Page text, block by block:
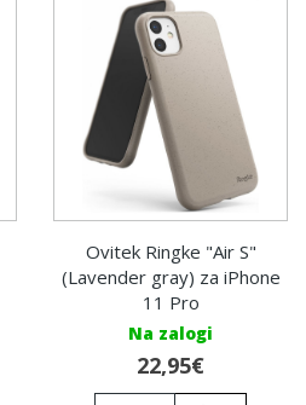
Ovitek Ringke "Air S"
(Lavender gray) za iPhone
11 Pro
Na zalogi
22,95€